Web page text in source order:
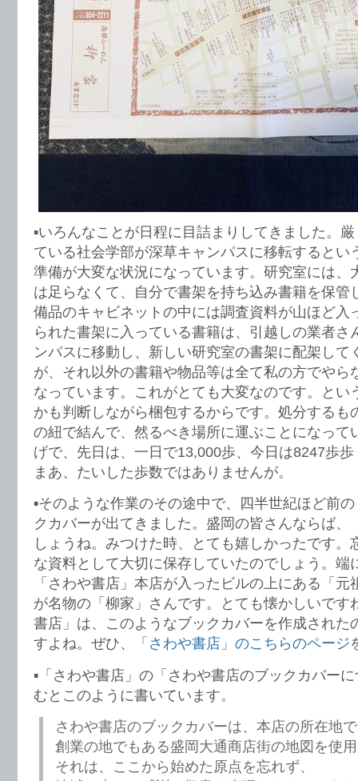
▪️いろんなことが日程に目詰まりしてきました。
ている社会学部が深草キャンパスに移転するとい
準備が大変な状況になっています。研究室には、
は足らなくて、自分で書架を持ち込み書籍を保管
備品のキャビネットの中には調査資料が山ほど入
られた書架に入っている書籍は、引越しの業者さ
ンパスに移動し、新しい研究室の書架に配架して
が、それ以外の書籍や物品等は全て私の方でやら
なっています。これがとても大変なのです。とい
かも判断しながら梱包するからです。処分するも
の紐で結んで、然るべき場所に運ぶことになって
げで、先日は、一日で13,000歩、今日は8247歩
まあ、たいした歩数ではありませんが。
▪️そのような作業のその途中で、四半世紀ほど前
クカバーが出てきました。盛岡の皆さんならば、
しょうね。みつけた時、とても嬉しかったです。
な資料として大切に保存していたのでしょう。端
「さわや書店」本店が入ったビルの上にある「
が名物の「柳家」さんです。とても懐かしいです
書店」は、このようなブックカバーを作成された
すよね。ぜひ、
「さわや書店」のこちらのページ
▪️「さわや書店」の「さわや書店のブックカバー
むとこのように書いています。
さわや書店のブックカバーは、本店の所在地
創業の地でもある盛岡大通商店街の地図を使
それは、ここから始めた原点を忘れず、